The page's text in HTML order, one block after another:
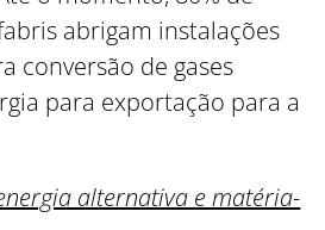
abrigam instalações
conversão de gases
para exportação para a
alternativa e matéria-